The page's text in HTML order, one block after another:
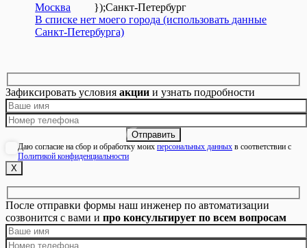
Москва });Санкт-Петербург
В списке нет моего города (использовать данные
Санкт-Петербурга)
Зафиксировать условия акции и узнать подробности
Даю согласие на сбор и обработку моих персональных данных в соответствии с
Политикой конфиденциальности
Х
После отправки формы наш инженер по автоматизации
созвонится с вами и про консультирует по всем вопросам